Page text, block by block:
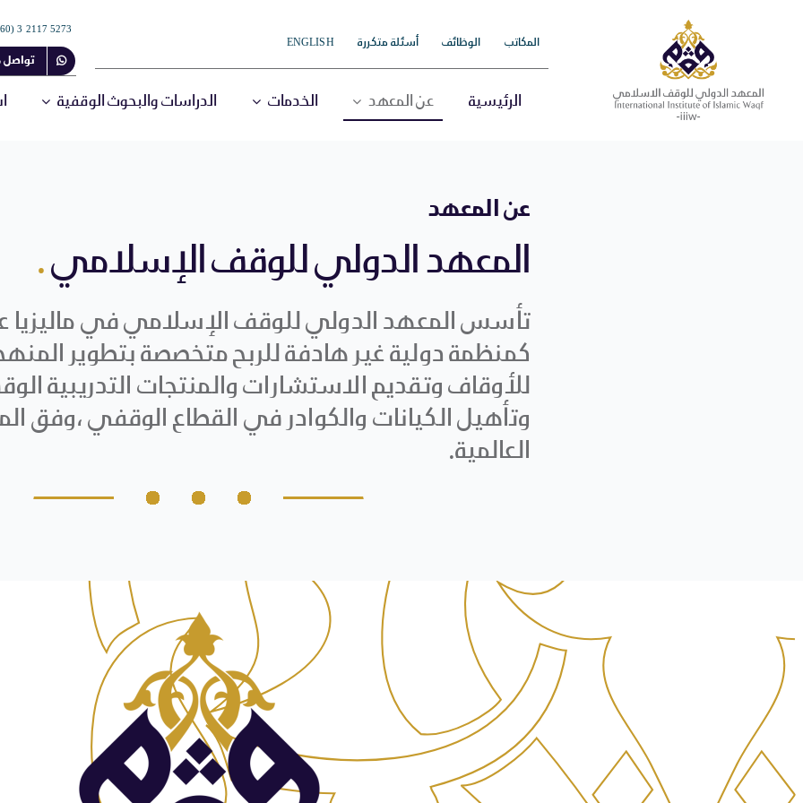
المكاتب الوظائف أسئلة متكررة ENGLISH
5273 2117 3 (60+)
تواصل
الرئيسية عن المعهد الخدمات الدراسات والبحوث الوقفية
عن المعهد
المعهد الدولي للوقف الإسلامي.
ﻛﻤﻨﻈﻤﺔ دوﻟﻴﺔ ﻏﻴﺮ هادفة ﻟﻠﺮﺑﺢ ﻣﺘﺨﺼﺼﺔ ﺑﺘﻄﻮﻳﺮ
ﻟﻸوﻗﺎف وﺗﻘﺪﻳﻢ اﻻﺳﺘﺸﺎرات واﻟﻤﻨﺘﺠﺎت اﻟﺘﺪرﻳﺒﻴﺔ
وﺗأهيل اﻟﻜﻴﺎﻧﺎت واﻟﻜﻮادر ﻓﻲ اﻟﻘﻄﺎع اﻟﻮﻗﻔﻲ ،وﻓﻖ
اﻟﻌﺎﻟﻤﻴﺔ.